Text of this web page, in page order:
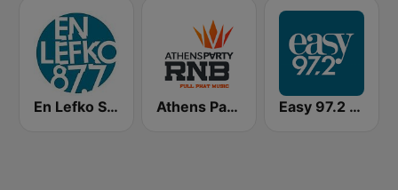
En Lefko Smooth (εν λευκω) Athens Party RnB Easy 97.2 FM